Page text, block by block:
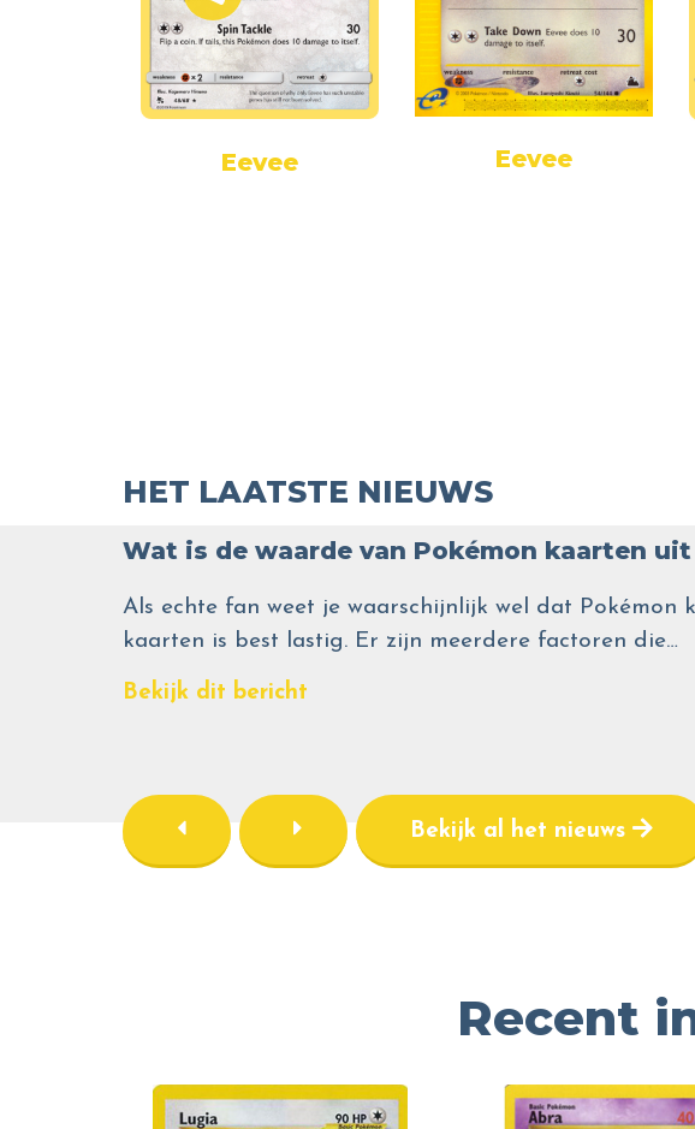
Eevee Eevee
HET LAATSTE NIEUWS
Wat is de waarde van Pokémon kaarten uit
Als echte fan weet je waarschijnlijk wel dat Pokémon
kaarten is best lastig. Er zijn meerdere factoren die…
Bekijk dit bericht
Bekijk al het nieuws
Recent